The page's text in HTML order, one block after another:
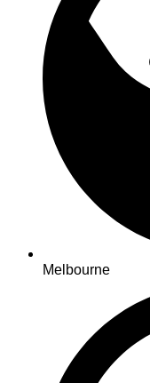
Melbourne